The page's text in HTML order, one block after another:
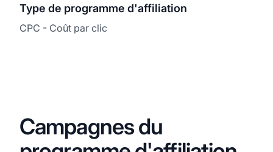
Type de programme d'affiliation
CPC - Coût par clic
Campagnes du